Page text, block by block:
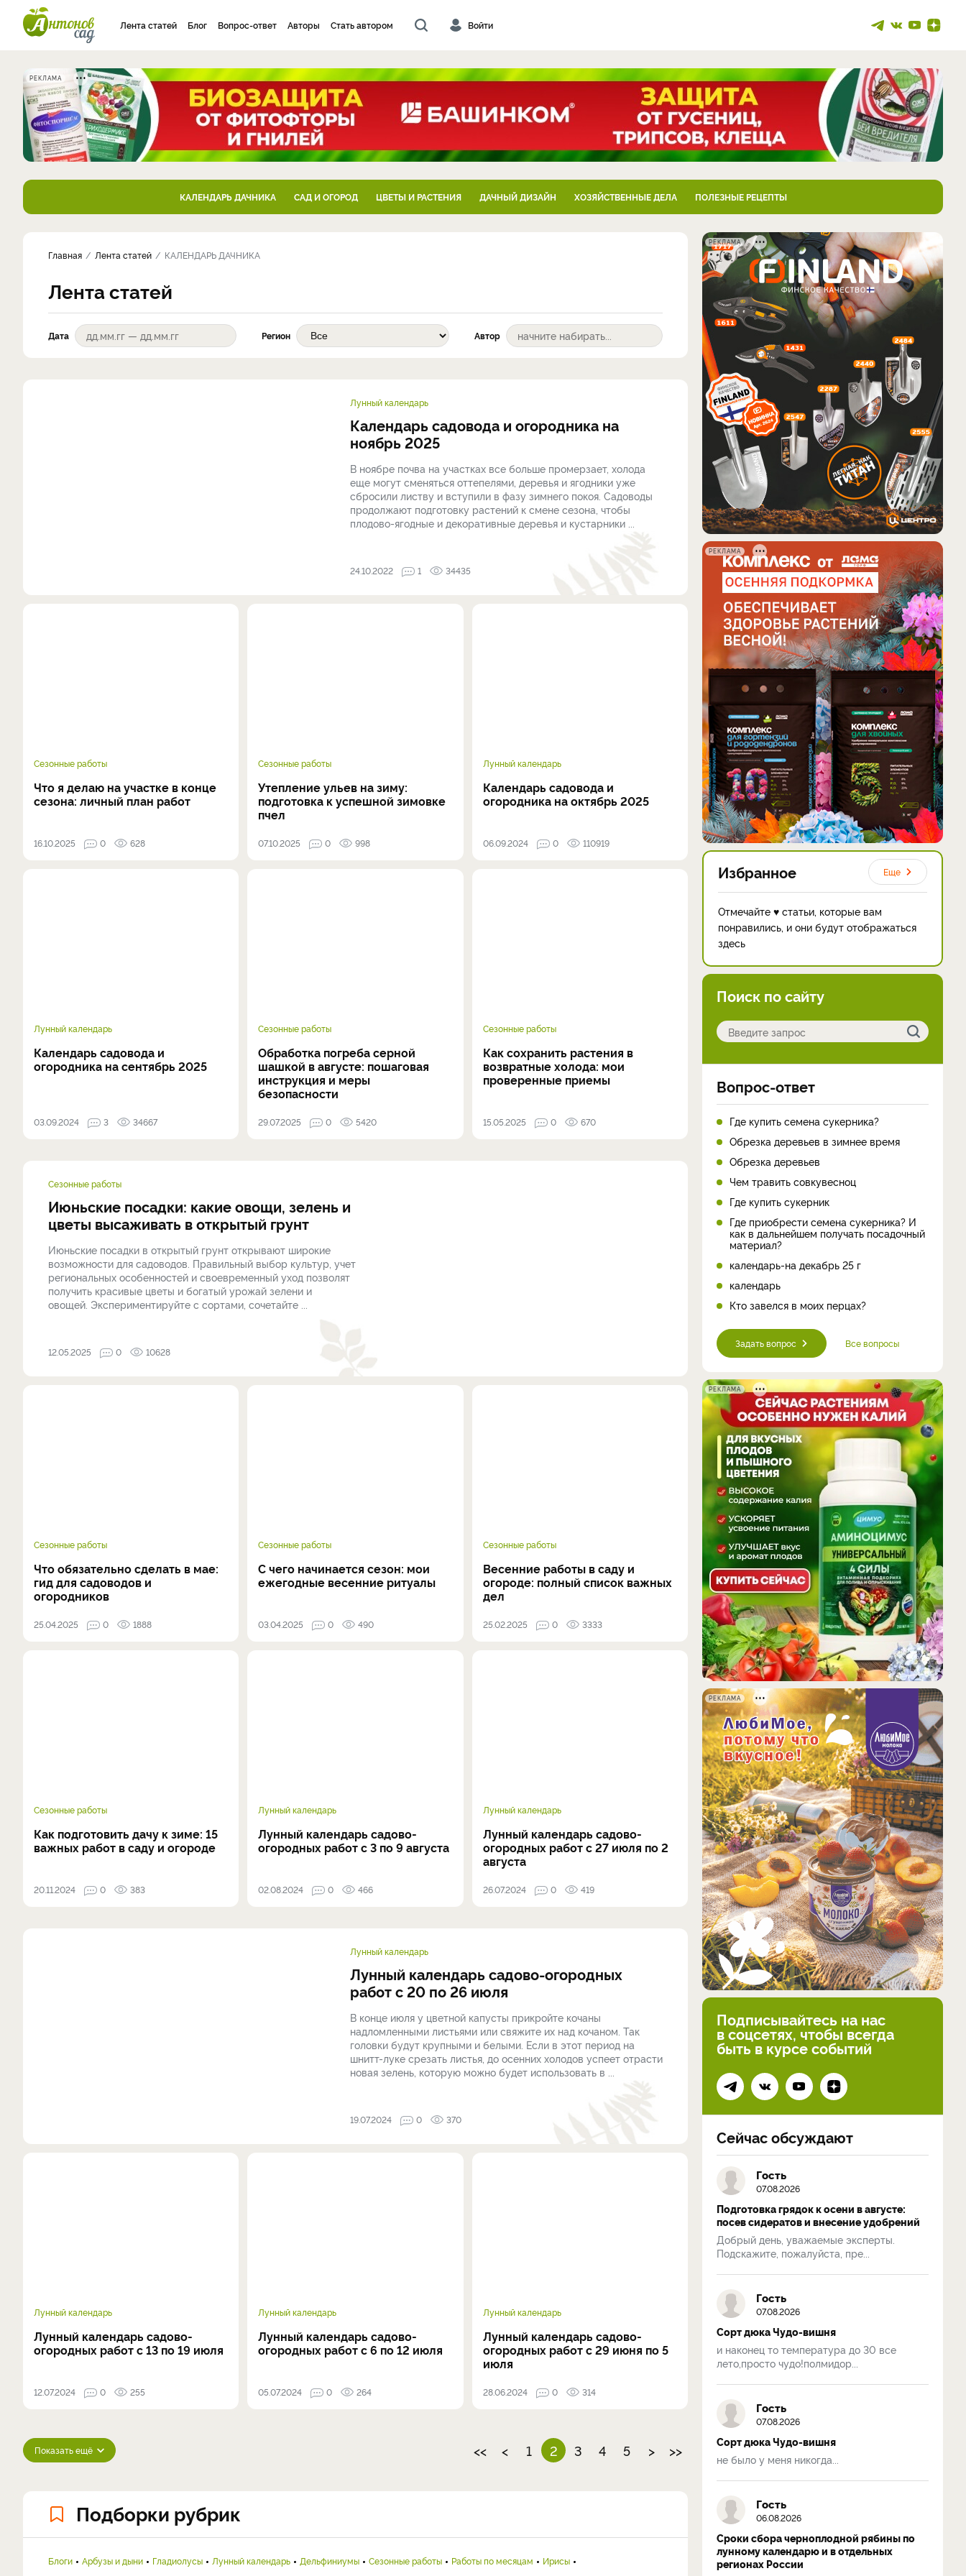
Лента статей Блог Вопрос-ответ Авторы Стать автором Войти
РЕКЛАМА
КАЛЕНДАРЬ ДАЧНИКА САД И ОГОРОД ЦВЕТЫ И РАСТЕНИЯ ДАЧНЫЙ ДИЗАЙН ХОЗЯЙСТВЕННЫЕ ДЕЛА ПОЛЕЗНЫЕ РЕЦЕПТЫ
Главная Лента статей КАЛЕНДАРЬ ДАЧНИКА
Лента статей
Дата Регион Автор
Лунный календарь
Календарь садовода и огородника на
ноябрь 2025
В ноябре почва на участках все больше промерзает, холода
еще могут сменяться оттепелями, деревья и ягодники уже
сбросили листву и вступили в фазу зимнего покоя. Садоводы
продолжают подготовку растений к смене сезона, чтобы
плодово-ягодные и декоративные деревья и кустарники ...
24.10.2022 1 34435
Сезонные работы
Что я делаю на участке в конце
сезона: личный план работ
16.10.2025 0 628
Сезонные работы
Утепление ульев на зиму:
подготовка к успешной зимовке
пчел
07.10.2025 0 998
Лунный календарь
Календарь садовода и
огородника на октябрь 2025
06.09.2024 0 110919
Лунный календарь
Календарь садовода и
огородника на сентябрь 2025
03.09.2024 3 34667
Сезонные работы
Обработка погреба серной
шашкой в августе: пошаговая
инструкция и меры
безопасности
29.07.2025 0 5420
Сезонные работы
Как сохранить растения в
возвратные холода: мои
проверенные приемы
15.05.2025 0 670
Сезонные работы
Июньские посадки: какие овощи, зелень и
цветы высаживать в открытый грунт
Июньские посадки в открытый грунт открывают широкие
возможности для садоводов. Правильный выбор культур, учет
региональных особенностей и своевременный уход позволят
получить красивые цветы и богатый урожай зелени и
овощей. Экспериментируйте с сортами, сочетайте ...
12.05.2025 0 10628
Сезонные работы
Что обязательно сделать в мае:
гид для садоводов и
огородников
25.04.2025 0 1888
Сезонные работы
С чего начинается сезон: мои
ежегодные весенние ритуалы
03.04.2025 0 490
Сезонные работы
Весенние работы в саду и
огороде: полный список важных
дел
25.02.2025 0 3333
Сезонные работы
Как подготовить дачу к зиме: 15
важных работ в саду и огороде
20.11.2024 0 383
Лунный календарь
Лунный календарь садово-
огородных работ с 3 по 9 августа
02.08.2024 0 466
Лунный календарь
Лунный календарь садово-
огородных работ с 27 июля по 2
августа
26.07.2024 0 419
Лунный календарь
Лунный календарь садово-огородных
работ с 20 по 26 июля
В конце июля у цветной капусты прикройте кочаны
надломленными листьями или свяжите их над кочаном. Так
головки будут крупными и белыми. Если в этот период на
шнитт-луке срезать листья, до осенних холодов успеет отрасти
новая зелень, которую можно будет использовать в ...
19.07.2024 0 370
Лунный календарь
Лунный календарь садово-
огородных работ с 13 по 19 июля
12.07.2024 0 255
Лунный календарь
Лунный календарь садово-
огородных работ с 6 по 12 июля
05.07.2024 0 264
Лунный календарь
Лунный календарь садово-
огородных работ с 29 июня по 5
июля
28.06.2024 0 314
Показать ещё << < 1 2 3 4 5 > >>
Подборки рубрик
Блоги Арбузы и дыни Гладиолусы Лунный календарь Дельфиниумы Сезонные работы Работы по месяцам
Ирисы
РЕКЛАМА
РЕКЛАМА
Избранное Еще
Отмечайте ♥ статьи, которые вам
понравились, и они будут отображаться
здесь
Поиск по сайту
Вопрос-ответ
Где купить семена сукерника?
Обрезка деревьев в зимнее время
Обрезка деревьев
Чем травить совкувесноц
Где купить сукерник
Где приобрести семена сукерника? И
как в дальнейшем получать посадочный
материал?
календарь-на декабрь 25 г
календарь
Кто завелся в моих перцах?
Задать вопрос Все вопросы
РЕКЛАМА
РЕКЛАМА
Подписывайтесь на нас
в соцсетях, чтобы всегда
быть в курсе событий
Сейчас обсуждают
Гость
07.08.2026
Подготовка грядок к осени в августе:
посев сидератов и внесение удобрений
Добрый день, уважаемые эксперты.
Подскажите, пожалуйста, пре...
Гость
07.08.2026
Сорт дюка Чудо-вишня
и наконец то температура до 30 все
лето,просто чудо!полмидор...
Гость
07.08.2026
Сорт дюка Чудо-вишня
не было у меня никогда...
Гость
06.08.2026
Сроки сбора черноплодной рябины по
лунному календарю и в отдельных
регионах России